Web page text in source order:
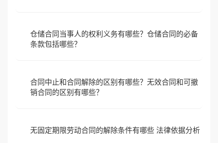
仓储合同当事人的权利义务有哪些？仓储合同的必备
条款包括哪些？
合同中止和合同解除的区别有哪些？无效合同和可撤
销合同的区别有哪些？
无固定期限劳动合同的解除条件有哪些 法律依据分析